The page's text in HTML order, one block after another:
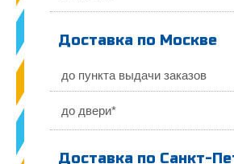
Доставка по Москве
до пункта выдачи заказов
до двери*
Доставка по Санкт-